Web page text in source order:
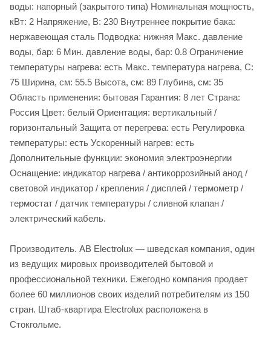
воды: напорный (закрытого типа) Номинальная мощность,
кВт: 2 Напряжение, В: 230 Внутреннее покрытие бака:
нержавеющая сталь Подводка: нижняя Макс. давление
воды, бар: 6 Мин. давление воды, бар: 0.8 Ограничение
температуры нагрева: есть Макс. температура нагрева, C:
75 Ширина, см: 55.5 Высота, см: 89 Глубина, см: 35
Область применения: бытовая Гарантия: 8 лет Страна:
Россия Цвет: белый Ориентация: вертикальный /
горизонтальный Защита от перегрева: есть Регулировка
температуры: есть Ускоренный нагрев: есть
Дополнительные функции: экономия электроэнергии
Оснащение: индикатор нагрева / антикоррозийный анод /
световой индикатор / крепления / дисплей / термометр /
термостат / датчик температуры / сливной клапан /
электрический кабель.
Производитель. AB Electrolux — шведская компания, один
из ведущих мировых производителей бытовой и
профессиональной техники. Ежегодно компания продает
более 60 миллионов своих изделий потребителям из 150
стран. Штаб-квартира Electrolux расположена в
Стокгольме.